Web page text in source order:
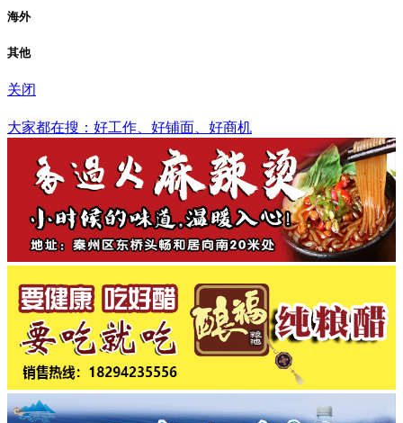
海外
其他
关闭
大家都在搜：好工作、好铺面、好商机